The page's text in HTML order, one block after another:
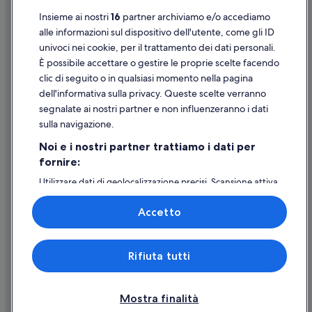
Versailles: Exe Hotels
Versailles: hotel Elegancia
Versailles: hotel Dorchester Collection
Versailles: B&B Hotels
Versailles: hotel Lucien Barriere
Versailles: hotel Melia
Versailles: Accor Hotels
Versailles: Inwood Hotels
Versailles: TimHotels
Versailles: Hilton Hotels
Versailles: hotel Appart'city
Versailles: JJW Hotels
Versailles: hotel Baverez
Supporto
Assistenza clienti
Contattaci
Come cancellare un volo
Come modificare la prenotazione di un hotel o una casa vacanze
Utilizzare un coupon Expedia
Documenti per i viaggi internazionali
© 2026 Expedia, Inc., una società di Expedia Group. Tutti i diritti riservati.
Expedia e il logo di Expedia sono marchi registrati o marchi di Expedia,
Insieme ai nostri16 partner archiviamo e/o accediamo
alle informazioni sul dispositivo dell'utente, come gli ID
univoci nei cookie, per il trattamento dei dati personali.
È possibile accettare o gestire le proprie scelte facendo
clic di seguito o in qualsiasi momento nella pagina
dell'informativa sulla privacy. Queste scelte verranno
segnalate ai nostri partner e non influenzeranno i dati
sulla navigazione.
Noi e i nostri partner trattiamo i dati per
fornire:
Utilizzare dati di geolocalizzazione precisi. Scansione attiva
delle caratteristiche del dispositivo ai fini
dell’identificazione. Archiviare informazioni su dispositivo
e/o accedervi. Pubblicità e contenuti personalizzati,
misurazione delle prestazioni dei contenuti e degli
annunci, ricerche sul pubblico, sviluppo di servizi.
Elenco dei partner (fornitori)
Mostra finalità
Rifiuta tutti
Accetto